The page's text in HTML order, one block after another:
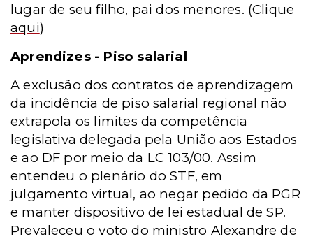
lugar de seu filho, pai dos menores. (Clique
aqui)
Aprendizes - Piso salarial
A exclusão dos contratos de aprendizagem
da incidência de piso salarial regional não
extrapola os limites da competência
legislativa delegada pela União aos Estados
e ao DF por meio da LC 103/00. Assim
entendeu o plenário do STF, em
julgamento virtual, ao negar pedido da PGR
e manter dispositivo de lei estadual de SP.
Prevaleceu o voto do ministro Alexandre de